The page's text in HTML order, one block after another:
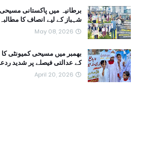
برطانیہ میں پاکستانی مسیحی
شہباز کے لیے انصاف کا
May 08, 2026
بھمبر میں مسیحی کمیونٹی کا
کے عدالتی فیصلے پر شدید
April 20, 2026